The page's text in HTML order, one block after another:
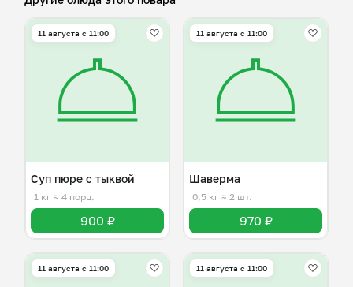
11 августа с 11:00
Суп пюре с тыквой
1 кг ≈ 4 порц.
900 ₽
11 августа с 11:00
Шаверма
0,5 кг ≈ 2 шт.
970 ₽
11 августа с 11:00 11 августа с 11:00